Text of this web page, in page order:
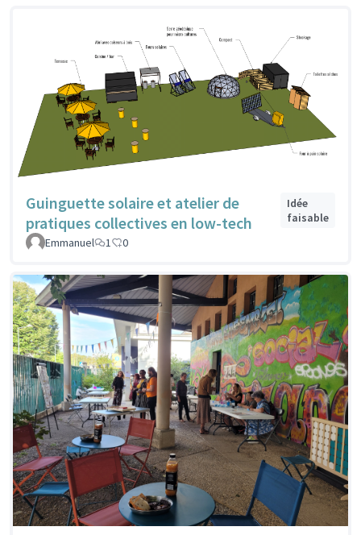
Guinguette solaire et atelier de
pratiques collectives en low-tech
Idée
faisable
Emmanuel
1 0